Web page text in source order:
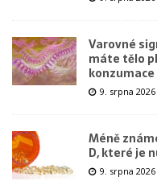
Varovné
máte tělo
9. srpna 2026
Méně
D, které je
9. srpna 2026